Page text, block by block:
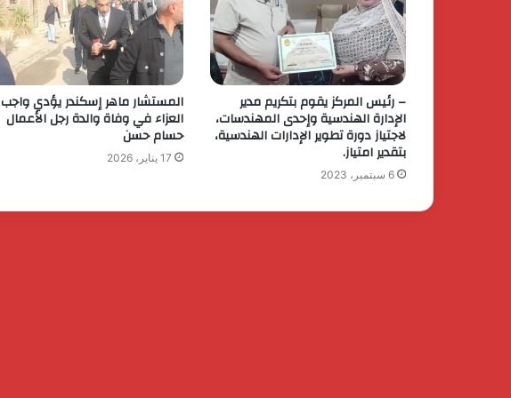
– رئيس المركز يقوم بتكريم مدير
الإدارة الهندسية وإحدى المهندسات،
لاجتياز دورة تطوير الإدارات الهندسية،
بتقدير امتياز.
6 سبتمبر، 2023
المستشار ماهر إسكندر يؤدي واجب
العزاء في وفاة والدة رجل الأعمال
حسام حسن
17 يناير، 2026